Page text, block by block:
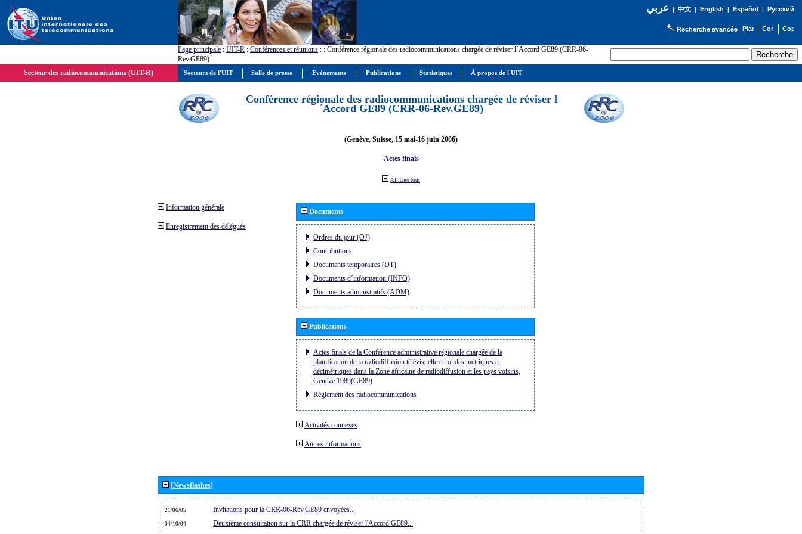
عربي| 中文| English | Español | Русский
Recherche avancée
Page principale : UIT-R : Conférences et réunions : : Conférence régionale des radiocommunications chargée de réviser l´Accord GE89 (CRR-06-
Rev.GE89)
Secteur des radiocommunications (UIT-R)
Conférence régionale des radiocommunications chargée de réviser l
´Accord GE89 (CRR-06-Rev.GE89)
(Genève, Suisse, 15 mai-16 juin 2006)
Actes finals
Afficher tout
Information générale
Enregistrement des délégués
Documents
Ordres du jour (OJ)
Contributions
Documents temporaires (DT)
Documents d´information (INFO)
Documents administratifs (ADM)
Publications
Actes finals de la Conférence administrative régionale chargée de la
planification de la radiodiffusion télévisuelle en ondes métriques et
décimétriques dans la Zone africaine de radiodiffusion et les pays voisins,
Genève 1989(GE89)
Réglement des radiocommunications
Activités connexes
Autres informations
[Newsflashes]
21/06/05 Invitations pour la CRR-06-Rév.GE89 envoyées...
04/10/04
Deuxième consultation sur la CRR chargée de réviser l'Accord GE89...
Secteurs de l'UIT Salle de presse Evénements Publications Statistiques À propos de l'UIT